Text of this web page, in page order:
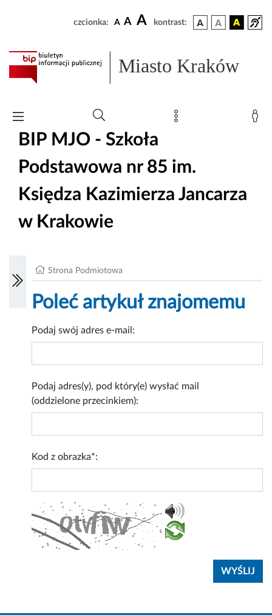
czcionka: A A A kontrast:
Miasto Kraków
BIP MJO - Szkoła
Podstawowa nr 85 im.
Księdza Kazimierza Jancarza
w Krakowie
Strona Podmiotowa
Poleć artykuł znajomemu
Podaj swój adres e-mail:
Podaj adres(y), pod który(e) wysłać mail
(oddzielone przecinkiem):
Kod z obrazka*: